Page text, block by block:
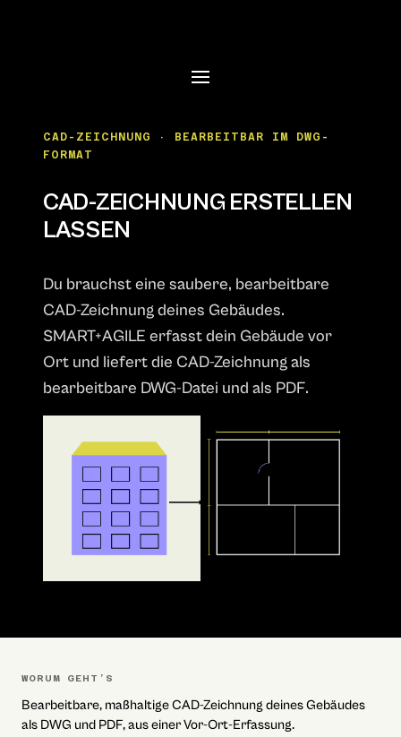
CAD-ZEICHNUNG · BEARBEITBAR IM DWG-
FORMAT
CAD-ZEICHNUNG ERSTELLEN
LASSEN
Du brauchst eine saubere, bearbeitbare
CAD-Zeichnung deines Gebäudes.
SMART+AGILE erfasst dein Gebäude vor
Ort und liefert die CAD-Zeichnung als
bearbeitbare DWG-Datei und als PDF.
WORUM GEHT’S
Bearbeitbare, maßhaltige CAD-Zeichnung deines Gebäudes
als DWG und PDF, aus einer Vor-Ort-Erfassung.